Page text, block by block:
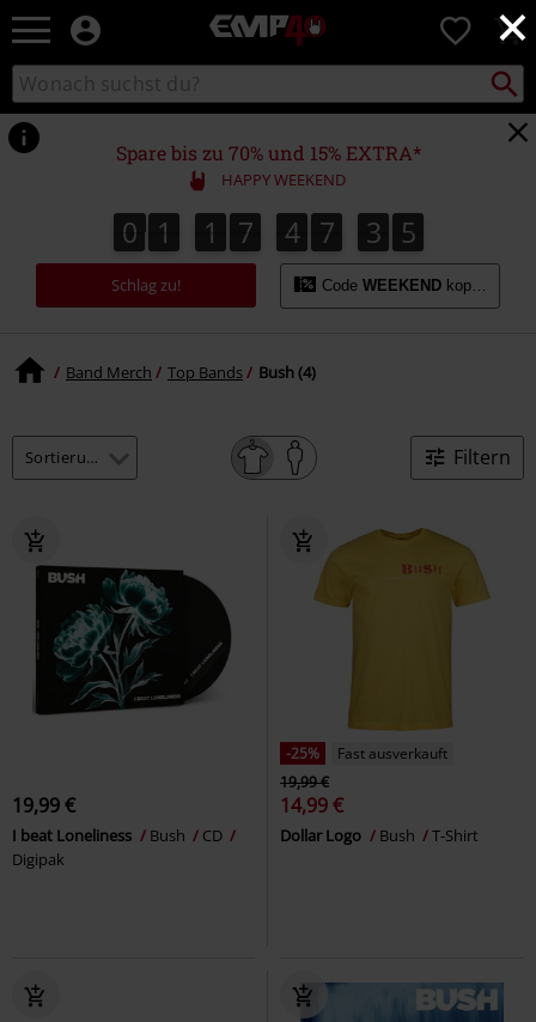
×
EMP
Merchandise
-
Shop
Rock
&
Entertainment
0
Katalog
durchsuchen
suchen
Spare bis zu 70% und 15% EXTRA*
HAPPY WEEKEND
0
0 1
1 1
1 7
7 4
4 7
7 3
3 4
5
4
6
5
Schlag zu! Code WEEKEND kopieren
Band Merch Top Bands Bush (4)
Filtern
19,99 €
I beat Loneliness Bush
CD
Digipak
-25%
Fast ausverkauft
19,99 €
14,99 €
Dollar Logo Bush T-Shirt